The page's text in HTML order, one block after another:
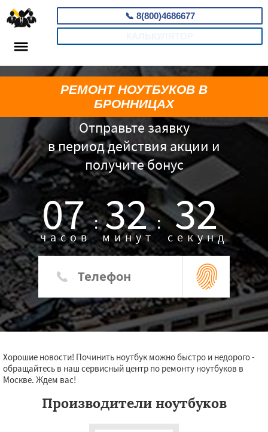
📞 8(800)4686677
Отправьте заявку
в период действия акции и
получите бонус
07 :
часов 32 :
минут 31
секунд
РЕМОНТ НОУТБУКОВ В
БРОННИЦАХ
Хорошие новости! Починить ноутбук можно быстро и недорого -
обращайтесь в наш сервисный центр по ремонту ноутбуков в
Москве. Ждем вас!
Производители ноутбуков